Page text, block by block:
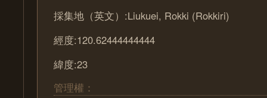
採集地（英文）:Liukuei, Rokki (Rokkiri)
經度:120.62444444444
緯度:23
管理權：